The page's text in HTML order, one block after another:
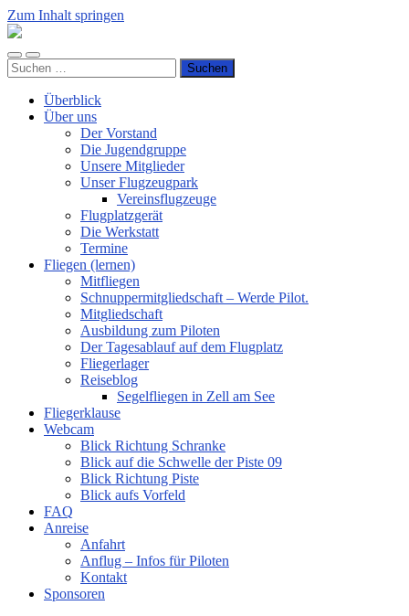
Zum Inhalt springen
Luftsportverein
e.V.
Mobile-
Menü
Suchfeld
ein-/ausblenden
Suchen
nach:
Überblick
Über uns
Der Vorstand
Die Jugendgruppe
Unsere Mitglieder
Unser Flugzeugpark
Vereinsflugzeuge
Flugplatzgerät
Die Werkstatt
Termine
Fliegen (lernen)
Mitfliegen
Schnuppermitgliedschaft – Werde Pilot.
Mitgliedschaft
Ausbildung zum Piloten
Der Tagesablauf auf dem Flugplatz
Fliegerlager
Reiseblog
Segelfliegen in Zell am See
Fliegerklause
Webcam
Blick Richtung Schranke
Blick auf die Schwelle der Piste 09
Blick Richtung Piste
Blick aufs Vorfeld
FAQ
Anreise
Anfahrt
Anflug – Infos für Piloten
Kontakt
Sponsoren